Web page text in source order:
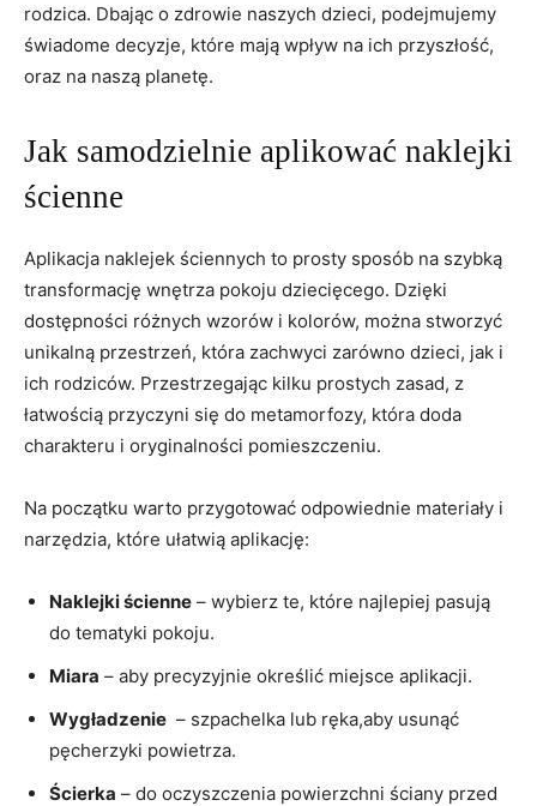
rodzica. Dbając o ‌zdrowie naszych dzieci,⁢ podejmujemy
świadome decyzje,‍ które mają wpływ na ich⁤ przyszłość,
oraz na⁢ naszą planetę.
Jak samodzielnie aplikować naklejki​
ścienne
Aplikacja naklejek ⁢ściennych to prosty sposób na szybką
transformację wnętrza pokoju dziecięcego. Dzięki
dostępności różnych wzorów i ​kolorów, można stworzyć
unikalną‌ przestrzeń, która zachwyci zarówno dzieci, jak i
ich‌ rodziców. Przestrzegając kilku prostych zasad, z
łatwością przyczyni się do⁤ metamorfozy, która doda
⁤charakteru‍ i​ oryginalności‍ pomieszczeniu.
Na ‌początku warto przygotować ⁤odpowiednie⁤ materiały ⁤i
narzędzia,​ które ​ułatwią ⁣aplikację:
Naklejki⁤ ścienne ⁢– ⁢wybierz te,‍ które ⁢najlepiej‍ pasują
do tematyki pokoju.
Miara – aby precyzyjnie określić miejsce aplikacji.
Wygładzenie ​ – szpachelka lub ręka,aby usunąć⁢
pęcherzyki powietrza.
Ścierka – do oczyszczenia powierzchni ściany przed